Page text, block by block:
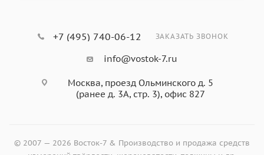
+7 (495) 740-06-12 ЗАКАЗАТЬ ЗВОНОК
info@vostok-7.ru
Москва, проезд Ольминского д. 5
(ранее д. 3А, стр. 3), офис 827
© 2007 — 2026 Восток-7 & Производство и продажа средств